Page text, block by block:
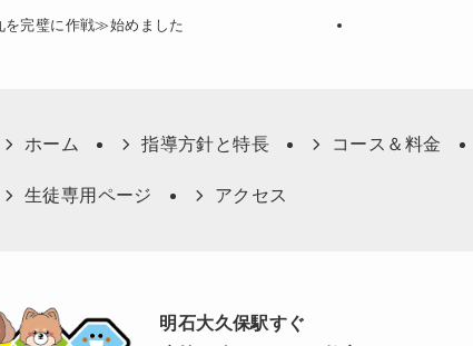
完璧に作戦≫始めました
ホーム 指導方針と特長 コース＆料金
生徒専用ページ アクセス
明石大久保駅すぐ